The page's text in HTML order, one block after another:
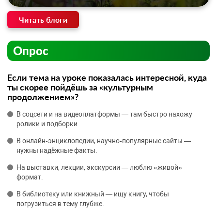
Читать блоги
Опрос
Если тема на уроке показалась интересной, куда
ты скорее пойдёшь за «культурным
продолжением»?
В соцсети и на видеоплатформы — там быстро нахожу
ролики и подборки.
В онлайн‑энциклопедии, научно‑популярные сайты —
нужны надёжные факты.
На выставки, лекции, экскурсии — люблю «живой»
формат.
В библиотеку или книжный — ищу книгу, чтобы
погрузиться в тему глубже.